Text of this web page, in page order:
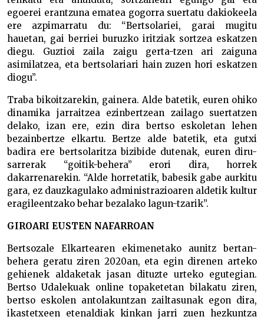
egoerei erantzuna ematea gogorra suertatu dakiokeela
ere azpimarratu du: “Bertsolariei, garai mugitu
hauetan, gai berriei buruzko iritziak sortzea eskatzen
diegu. Guztioi zaila zaigu gerta-tzen ari zaiguna
asimilatzea, eta bertsolariari hain zuzen hori eskatzen
diogu”.
Traba bikoitzarekin, gainera. Alde batetik, euren ohiko
dinamika jarraitzea ezinbertzean zailago suertatzen
delako, izan ere, ezin dira bertso eskoletan lehen
bezainbertze elkartu. Bertze alde batetik, eta gutxi
badira ere bertsolaritza bizibide dutenak, euren diru-
sarrerak “goitik-behera” erori dira, horrek
dakarrenarekin. “Alde horretatik, babesik gabe aurkitu
gara, ez dauzkagulako administrazioaren aldetik kultur
eragileentzako behar bezalako lagun-tzarik”.
GIROARI EUSTEN NAFARROAN
Bertsozale Elkartearen ekimenetako aunitz bertan-
behera geratu ziren 2020an, eta egin direnen arteko
gehienek aldaketak jasan dituzte urteko egutegian.
Bertso Udalekuak online topaketetan bilakatu ziren,
bertso eskolen antolakuntzan zailtasunak egon dira,
ikastetxeen etenaldiak kinkan jarri zuen hezkuntza